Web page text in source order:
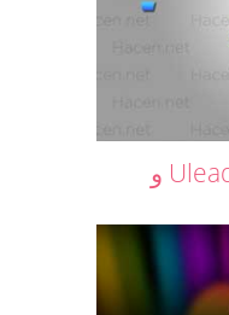
"كوريل" تثبت قوتها بشراء Ulead و